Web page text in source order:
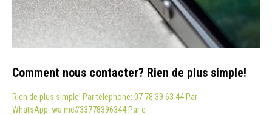
Comment nous contacter? Rien de plus simple!
Rien de plus simple! Par téléphone: 07 78 39 63 44 Par
WhatsApp: wa.me//33778396344 Par e-